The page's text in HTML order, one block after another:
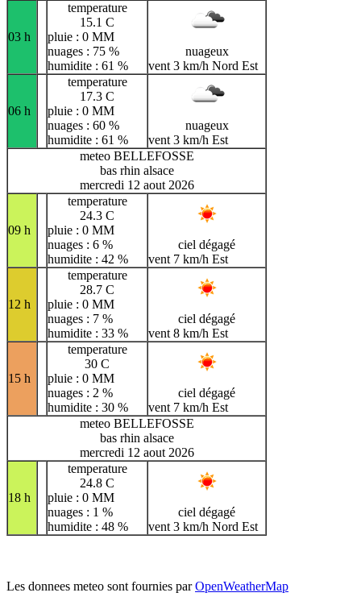
03 h
temperature
15.1 C
pluie : 0 MM
nuages : 75 %
humidite : 61 %
nuageux
vent 3 km/h Nord Est
06 h
temperature
17.3 C
pluie : 0 MM
nuages : 60 %
humidite : 61 %
nuageux
vent 3 km/h Est
meteo BELLEFOSSE
bas rhin alsace
mercredi 12 aout 2026
09 h
temperature
24.3 C
pluie : 0 MM
nuages : 6 %
humidite : 42 %
ciel dégagé
vent 7 km/h Est
12 h
temperature
28.7 C
pluie : 0 MM
nuages : 7 %
humidite : 33 %
ciel dégagé
vent 8 km/h Est
15 h
temperature
30 C
pluie : 0 MM
nuages : 2 %
humidite : 30 %
ciel dégagé
vent 7 km/h Est
meteo BELLEFOSSE
bas rhin alsace
mercredi 12 aout 2026
18 h
temperature
24.8 C
pluie : 0 MM
nuages : 1 %
humidite : 48 %
ciel dégagé
vent 3 km/h Nord Est
Les donnees meteo sont fournies parOpenWeatherMap